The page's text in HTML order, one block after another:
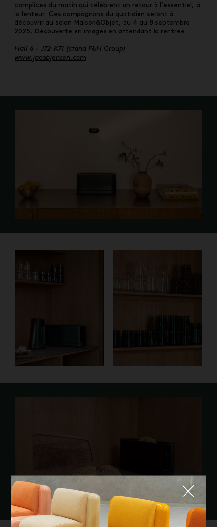
complices du matin qui célèbrent un retour à l’essentiel, à
la lenteur. Ces compagnons du quotidien seront à
découvrir au salon Maison&Objet, du 4 au 8 septembre
2025. Découverte en images en attendant la rentrée.
Hall 6 – J72-K71 (stand F&H Group)
www.jacobjensen.com
Fermer
QUE CHERCHEZ-VOUS ?